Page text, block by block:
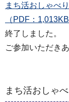
まち活おしゃべ
（PDF：1,013KB
終了しました。
ご参加いただき
まち活おしゃ